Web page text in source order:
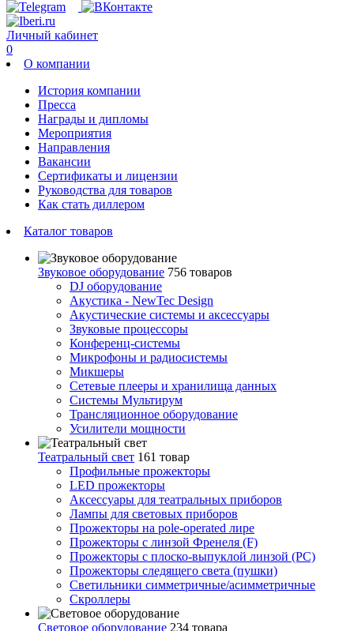
Личный кабинет
0
О компании
История компании
Пресса
Награды и дипломы
Мероприятия
Направления
Вакансии
Сертификаты и лицензии
Руководства для товаров
Как стать диллером
Каталог товаров
Звуковое оборудование 756 товаров
DJ оборудование
Акустика - NewTec Design
Акустические системы и аксессуары
Звуковые процессоры
Конференц-системы
Микрофоны и радиосистемы
Микшеры
Сетевые плееры и хранилища данных
Системы Мультирум
Трансляционное оборудование
Усилители мощности
Театральный свет 161 товар
Профильные прожекторы
LED прожекторы
Аксессуары для театральных приборов
Лампы для световых приборов
Прожекторы на pole-operated лире
Прожекторы с линзой Френеля (F)
Прожекторы с плоско-выпуклой линзой (PC)
Прожекторы следящего света (пушки)
Светильники симметричные/асимметричные
Скроллеры
Световое оборудование 234 товара